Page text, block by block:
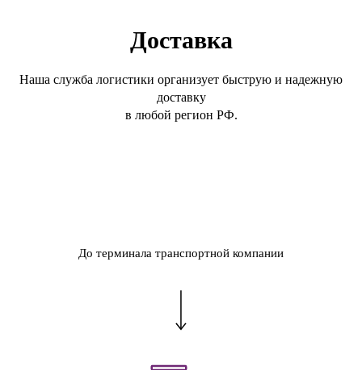
Доставка
Наша служба логистики организует быструю и надежную
доставку
в любой регион РФ.
До терминала транспортной компании